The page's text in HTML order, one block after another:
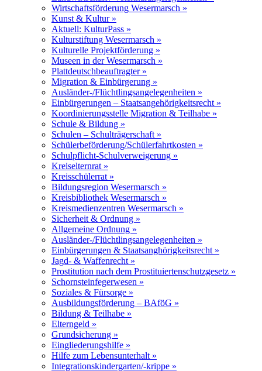
Wirtschaftsförderung Wesermarsch »
Kunst & Kultur »
Aktuell: KulturPass »
Kulturstiftung Wesermarsch »
Kulturelle Projektförderung »
Museen in der Wesermarsch »
Plattdeutschbeauftragter »
Migration & Einbürgerung »
Ausländer-/Flüchtlingsangelegenheiten »
Einbürgerungen – Staatsangehörigkeitsrecht »
Koordinierungsstelle Migration & Teilhabe »
Schule & Bildung »
Schulen – Schulträgerschaft »
Schülerbeförderung/Schülerfahrtkosten »
Schulpflicht-Schulverweigerung »
Kreiselternrat »
Kreisschülerrat »
Bildungsregion Wesermarsch »
Kreisbibliothek Wesermarsch »
Kreismedienzentren Wesermarsch »
Sicherheit & Ordnung »
Allgemeine Ordnung »
Ausländer-/Flüchtlingsangelegenheiten »
Einbürgerungen & Staatsanghörigkeitsrecht »
Jagd- & Waffenrecht »
Prostitution nach dem Prostituiertenschutzgesetz »
Schornsteinfegerwesen »
Soziales & Fürsorge »
Ausbildungsförderung – BAföG »
Bildung & Teilhabe »
Elterngeld »
Grundsicherung »
Eingliederungshilfe »
Hilfe zum Lebensunterhalt »
Integrationskindergarten/-krippe »